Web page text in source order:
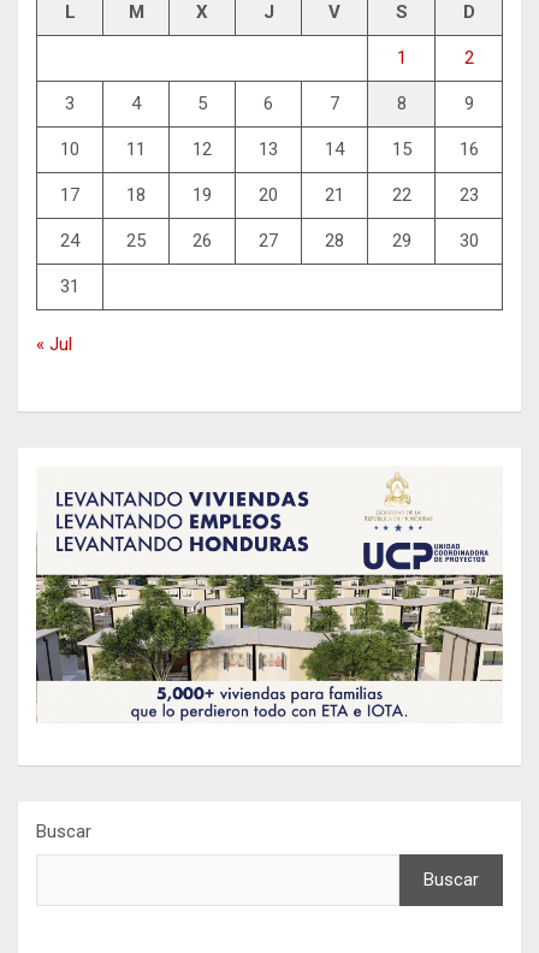
L M X J V S D
1 2
3 4 5 6 7 8 9
10 11 12 13 14 15 16
17 18 19 20 21 22 23
24 25 26 27 28 29 30
31
« Jul
Buscar
Buscar